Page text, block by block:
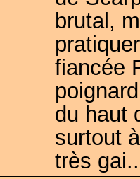
brutal,
fiancée
du haut
surtout
très